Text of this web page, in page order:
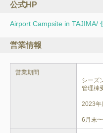
公式HP
Airport Campsite in TAJIMA/
営業情報
営業期間
シーズ
管理棟
2023年
6月末